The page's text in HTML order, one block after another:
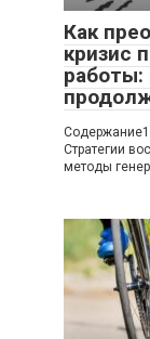
Как
кризис
работы:
Содержание1
Стратегии
методы